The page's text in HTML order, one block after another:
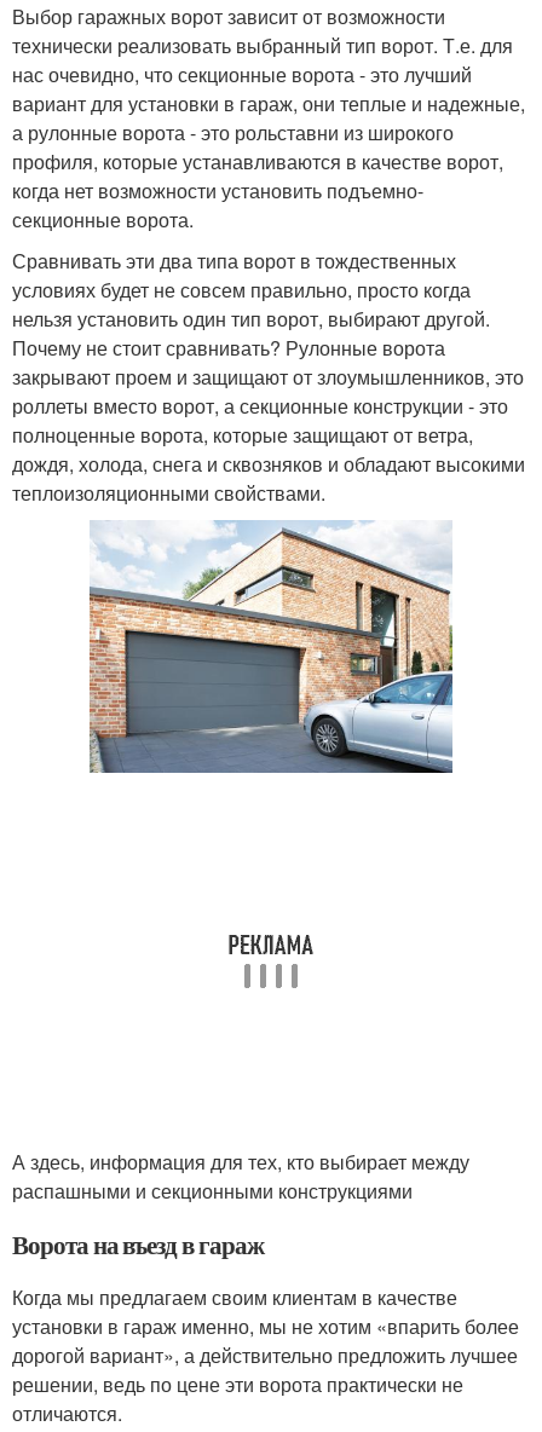
Выбор гаражных ворот зависит от возможности
технически реализовать выбранный тип ворот. Т.е. для
нас очевидно, что секционные ворота - это лучший
вариант для установки в гараж, они теплые и надежные,
а рулонные ворота - это рольставни из широкого
профиля, которые устанавливаются в качестве ворот,
когда нет возможности установить подъемно-
секционные ворота.
Сравнивать эти два типа ворот в тождественных
условиях будет не совсем правильно, просто когда
нельзя установить один тип ворот, выбирают другой.
Почему не стоит сравнивать? Рулонные ворота
закрывают проем и защищают от злоумышленников, это
роллеты вместо ворот, а секционные конструкции - это
полноценные ворота, которые защищают от ветра,
дождя, холода, снега и сквозняков и обладают высокими
теплоизоляционными свойствами.
А здесь, информация для тех, кто выбирает между
распашными и секционными конструкциями
Ворота на въезд в гараж
Когда мы предлагаем своим клиентам в качестве
установки в гараж именно, мы не хотим «впарить более
дорогой вариант», а действительно предложить лучшее
решении, ведь по цене эти ворота практически не
отличаются.